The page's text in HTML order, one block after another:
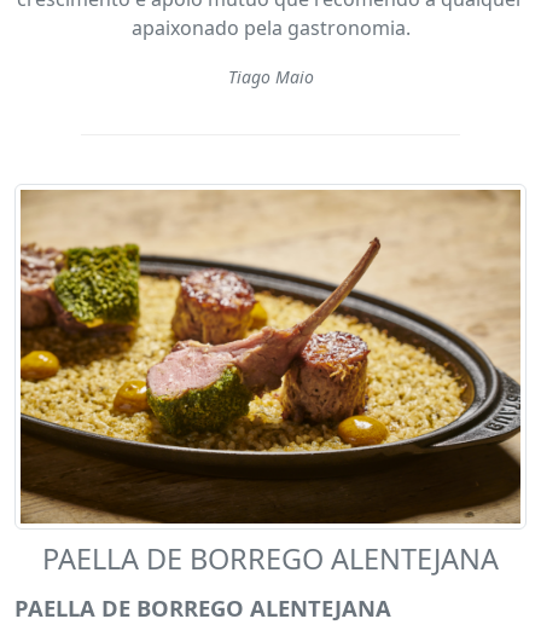
apaixonado pela gastronomia.
Tiago Maio
PAELLA DE BORREGO ALENTEJANA
PAELLA DE BORREGO ALENTEJANA